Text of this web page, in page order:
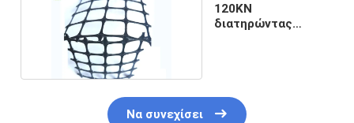
120KN
διατηρώντας
Να συνεχίσει